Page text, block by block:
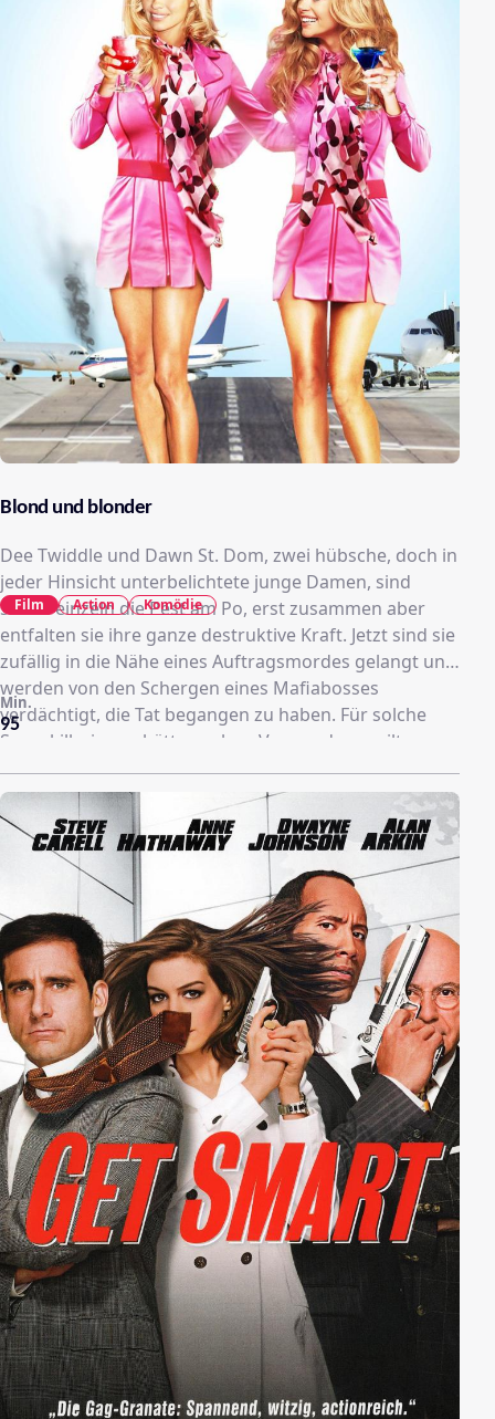
Blond und blonder
Dee Twiddle und Dawn St. Dom, zwei hübsche, doch in
jeder Hinsicht unterbelichtete junge Damen, sind
schon einzeln die Pest am Po, erst zusammen aber
entfalten sie ihre ganze destruktive Kraft. Jetzt sind sie
zufällig in die Nähe eines Auftragsmordes gelangt und
werden von den Schergen eines Mafiabosses
verdächtigt, die Tat begangen zu haben. Für solche
Superkillerinnen hätte auch er Verwendung, gilt es
doch, einen Triadenkonkurrenten loszuwerden. Ein
Auftrag wie geschaffen für Nitro und Glyzerin.
95
Min.
Film Action Komödie